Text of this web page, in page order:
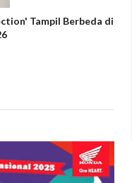
Tampil Berbeda di